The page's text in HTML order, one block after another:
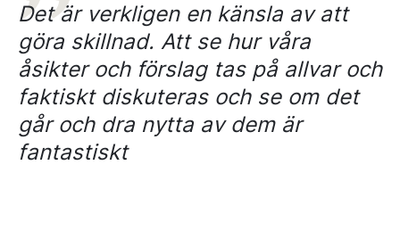
Det är verkligen en känsla av att
göra skillnad. Att se hur våra
åsikter och förslag tas på allvar och
faktiskt diskuteras och se om det
går och dra nytta av dem är
fantastiskt